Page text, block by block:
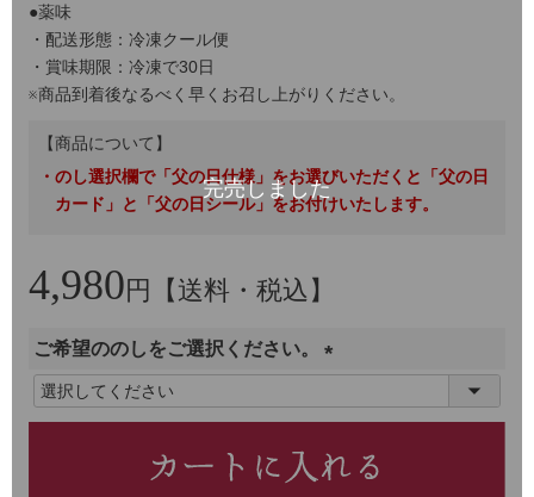
●薬味
・配送形態：冷凍クール便
・賞味期限：冷凍で30日
※商品到着後なるべく早くお召し上がりください。
【商品について】
・のし選択欄で「父の日仕様」をお選びいただくと「父の日
カード」と「父の日シール」をお付けいたします。
4,980 円【送料・税込】
ご希望ののしをご選択ください。
必
)